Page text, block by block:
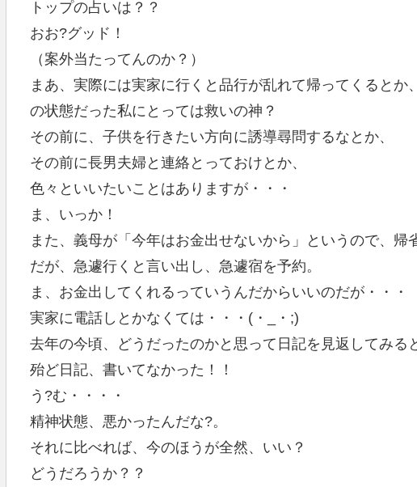
トップの占いは？？
おお?グッド！
（案外当たってんのか？）
まあ、実際には実家に行くと品行が乱れて帰ってくると
の状態だった私にとっては救いの神？
その前に、子供を行きたい方向に誘導尋問するなとか、
その前に長男夫婦と連絡とっておけとか、
色々といいたいことはありますが・・・
ま、いっか！
また、義母が「今年はお金出せないから」というので、
だが、急遽行くと言い出し、急遽宿を予約。
ま、お金出してくれるっていうんだからいいのだが・・・
実家に電話しとかなくては・・・(・_・;)
去年の今頃、どうだったのかと思って日記を見返してみる
殆ど日記、書いてなかった！！
う?む・・・・
精神状態、悪かったんだな?。
それに比べれば、今のほうが全然、いい？
どうだろうか？？